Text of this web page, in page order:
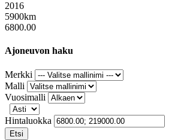
2016
5900km
6800.00
Ajoneuvon haku
Merkki
Malli
Vuosimalli
Hintaluokka
Etsi